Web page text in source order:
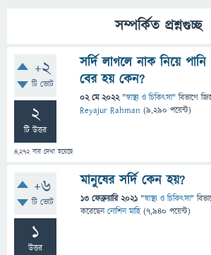
সম্পর্কিত প্রশ্নগুচ্ছ
+2
টি ভোট
2
টি উত্তর
4,272বার দেখা হয়েছে
সর্দি লাগলে নাক নিয়ে পানি
বের হয় কেন?
02 মে 2022 "স্বাস্থ্য ও চিকিৎসা" বিভাগে
Reyajur Rahman (9,290 পয়েন্ট)
+6
টি ভোট
1
উত্তর
মানুষের সর্দি কেন হয়?
13 ফেব্রুয়ারি 2021 "স্বাস্থ্য ও চিকিৎসা"
করেছেননোশিন মাহি (7,940 পয়েন্ট)